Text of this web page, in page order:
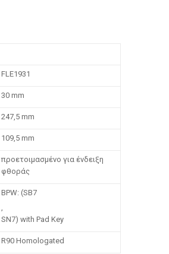
FLE1931
30 mm
247,5 mm
109,5 mm
προετοιμασμένο για ένδειξη
φθοράς
BPW: (SB7
,
SN7) with Pad Key
R90 Homologated